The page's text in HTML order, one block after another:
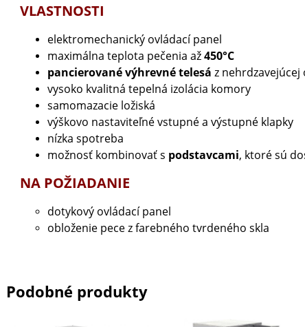
VLASTNOSTI
elektromechanický ovládací panel
maximálna teplota pečenia až450°C
pancierované výhrevné telesáz nehrdzavejúcej
vysoko kvalitná tepelná izolácia komory
samomazacie ložiská
výškovo nastaviteľné vstupné a výstupné klapky
nízka spotreba
možnosť kombinovať s podstavcami, ktoré sú
NA POŽIADANIE
dotykový ovládací panel
obloženie pece z farebného tvrdeného skla
Podobné produkty